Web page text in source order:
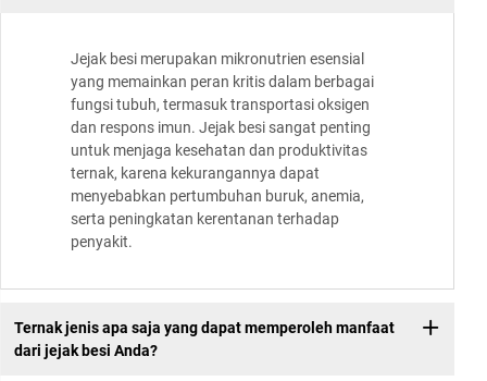
Jejak besi merupakan mikronutrien esensial
yang memainkan peran kritis dalam berbagai
fungsi tubuh, termasuk transportasi oksigen
dan respons imun. Jejak besi sangat penting
untuk menjaga kesehatan dan produktivitas
ternak, karena kekurangannya dapat
menyebabkan pertumbuhan buruk, anemia,
serta peningkatan kerentanan terhadap
penyakit.
Ternak jenis apa saja yang dapat memperoleh manfaat
dari jejak besi Anda?